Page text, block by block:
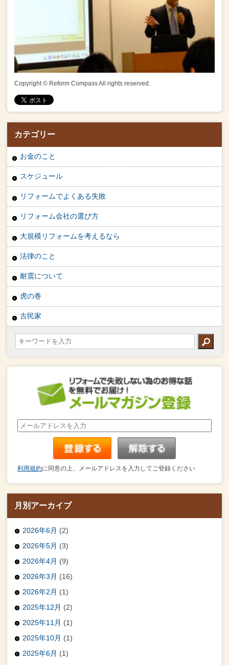
Copyright © Reform Compass All rights reserved.
カテゴリー
お金のこと
スケジュール
リフォームでよくある失敗
リフォーム会社の選び方
大規模リフォームを考えるなら
法律のこと
耐震について
虎の巻
古民家
利用規約に同意の上、メールアドレスを入力してご登録ください
月別アーカイブ
2026年6月 (2)
2026年5月 (3)
2026年4月 (9)
2026年3月 (16)
2026年2月 (1)
2025年12月 (2)
2025年11月 (1)
2025年10月 (1)
2025年6月 (1)